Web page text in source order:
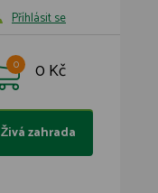
Příhlásit se
0 Kč
0
Živá zahrada